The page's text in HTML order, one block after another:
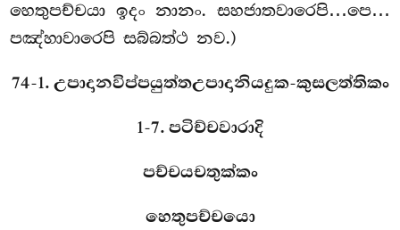
හෙතුපච්චයා ඉදං නානං. සහජාතවාරෙපි…පෙ…
පඤ්හාවාරෙපි සබ්බත්ථ නව.)
74-1. උපාදානවිප්පයුත්තඋපාදානියදුක-කුසලත්තිකං
1-7. පටිච්චවාරාදි
පච්චයචතුක්කං
හෙතුපච්චයො